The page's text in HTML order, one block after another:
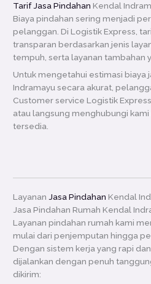
Tarif Jasa Pindahan Kendal
Biaya pindahan sering menjadi
pelanggan. Di Logistik Express,
transparan berdasarkan jenis
tempuh, serta layanan tambahan
Untuk mengetahui estimasi biaya
Indramayu secara akurat,
Customer service Logistik
atau langsung menghubungi
tersedia.
LayananJasa Pindahan Kendal
Jasa Pindahan Rumah Kendal
Layanan pindahan rumah kami
mulai dari penjemputan hingga
Dengan sistem kerja yang rapi
dijalankan dengan penuh
dikirim: